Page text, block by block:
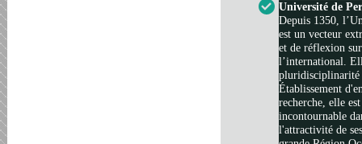
Université de
Depuis 1350,
est un vecteur
et de réflexion
l’international.
pluridisciplinarité
Établissement
recherche, elle
incontournable
l'attractivité de